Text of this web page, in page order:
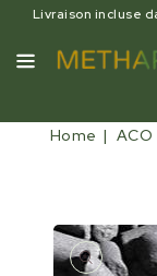
Home
Livraison incluse